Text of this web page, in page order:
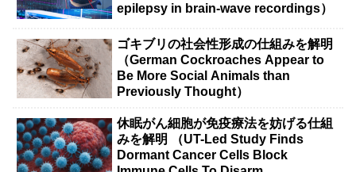
epilepsy in brain-wave recordings）
ゴキブリの社会性形成の仕組みを解明
（German Cockroaches Appear to
Be More Social Animals than
Previously Thought）
休眠がん細胞が免疫療法を妨げる仕組
みを解明 （UT-Led Study Finds
Dormant Cancer Cells Block